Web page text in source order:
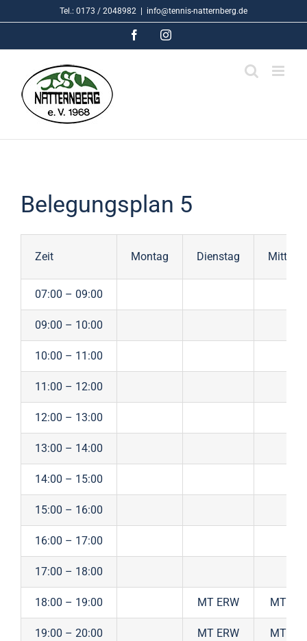
to
Tel.: 0173 / 2048982 info@tennis-natternberg.de
FacebookInstagram
Belegungsplan 5
Zeit Montag Dienstag
07:00 – 09:00
09:00 – 10:00
10:00 – 11:00
11:00 – 12:00
12:00 – 13:00
13:00 – 14:00
14:00 – 15:00
15:00 – 16:00
16:00 – 17:00
17:00 – 18:00
18:00 – 19:00 MT ERW MT
19:00 – 20:00 MT ERW MT